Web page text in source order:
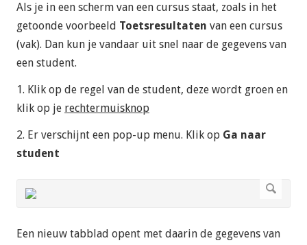
Als je in een scherm van een cursus staat, zoals in het
getoonde voorbeeld Toetsresultaten van een cursus
(vak). Dan kun je vandaar uit snel naar de gegevens van
een student.
1. Klik op de regel van de student, deze wordt groen en
klik op je rechtermuisknop
2. Er verschijnt een pop-up menu. Klik op Ga naar
student
Een nieuw tabblad opent met daarin de gegevens van